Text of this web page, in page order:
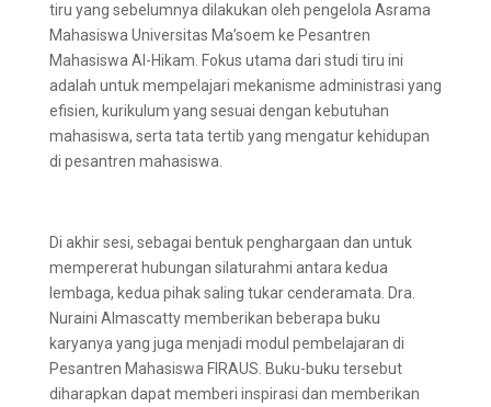
tiru yang sebelumnya dilakukan oleh pengelola Asrama
Mahasiswa Universitas Ma’soem ke Pesantren
Mahasiswa Al-Hikam. Fokus utama dari studi tiru ini
adalah untuk mempelajari mekanisme administrasi yang
efisien, kurikulum yang sesuai dengan kebutuhan
mahasiswa, serta tata tertib yang mengatur kehidupan
di pesantren mahasiswa.
Di akhir sesi, sebagai bentuk penghargaan dan untuk
mempererat hubungan silaturahmi antara kedua
lembaga, kedua pihak saling tukar cenderamata. Dra.
Nuraini Almascatty memberikan beberapa buku
karyanya yang juga menjadi modul pembelajaran di
Pesantren Mahasiswa FIRAUS. Buku-buku tersebut
diharapkan dapat memberi inspirasi dan memberikan